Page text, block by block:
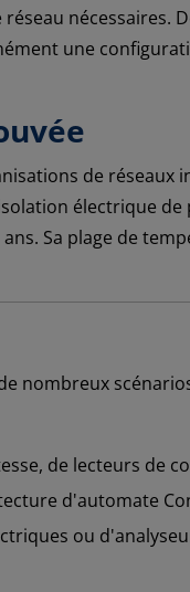
nécessaires.
une
de
électrique
Sa plage de
nombreux
de lecteurs de
d'automate
ou